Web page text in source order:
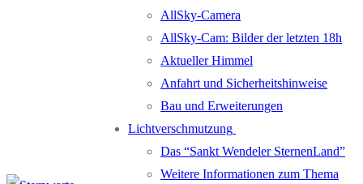
AllSky-Camera
AllSky-Cam: Bilder der letzten 18h
Aktueller Himmel
Anfahrt und Sicherheitshinweise
Bau und Erweiterungen
Lichtverschmutzung
Das “Sankt Wendeler SternenLand”
Weitere Informationen zum Thema